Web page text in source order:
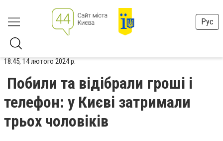
Рус
18:45, 14 лютого 2024 р.
Побили та відібрали гроші і
телефон: у Києві затримали
трьох чоловіків